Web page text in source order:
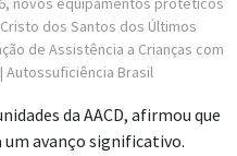
dos Santos dos Últimos
de Assistência a Crianças com
| Autossuficiência Brasil
da AACD, afirmou que
avanço significativo.